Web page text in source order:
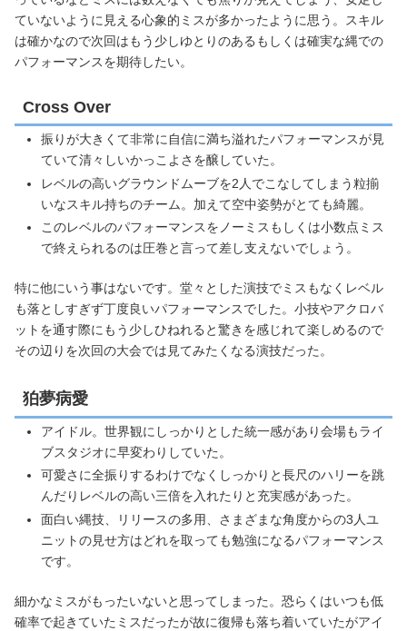
ていないように見える心象的ミスが多かったように思う。スキル
は確かなので次回はもう少しゆとりのあるもしくは確実な縄での
パフォーマンスを期待したい。
Cross Over
振りが大きくて非常に自信に満ち溢れたパフォーマンスが見
ていて清々しいかっこよさを醸していた。
レベルの高いグラウンドムーブを2人でこなしてしまう粒揃
いなスキル持ちのチーム。加えて空中姿勢がとても綺麗。
このレベルのパフォーマンスをノーミスもしくは小数点ミス
で終えられるのは圧巻と言って差し支えないでしょう。
特に他にいう事はないです。堂々とした演技でミスもなくレベル
も落としすぎず丁度良いパフォーマンスでした。小技やアクロバ
ットを通す際にもう少しひねれると驚きを感じれて楽しめるので
その辺りを次回の大会では見てみたくなる演技だった。
狛夢病愛
アイドル。世界観にしっかりとした統一感があり会場もライ
ブスタジオに早変わりしていた。
可愛さに全振りするわけでなくしっかりと長尺のハリーを跳
んだりレベルの高い三倍を入れたりと充実感があった。
面白い縄技、リリースの多用、さまざまな角度からの3人ユ
ニットの見せ方はどれを取っても勉強になるパフォーマンス
です。
細かなミスがもったいないと思ってしまった。恐らくはいつも低
確率で起きていたミスだったが故に復帰も落ち着いていたがアイ